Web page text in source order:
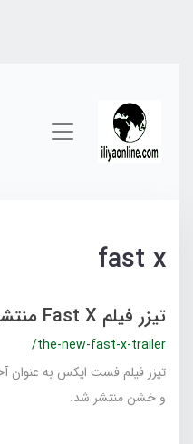
fast x
تیزر فیلم Fast X منتشر شد
/the-new-fast-x-trailer
تیزر فیلم فست ایکس به عنوان
و خشن منتشر شد.